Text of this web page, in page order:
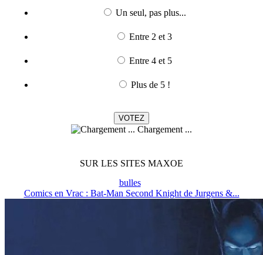
Un seul, pas plus...
Entre 2 et 3
Entre 4 et 5
Plus de 5 !
Chargement ...
SUR LES SITES MAXOE
bulles
Comics en Vrac : Bat-Man Second Knight de Jurgens &...